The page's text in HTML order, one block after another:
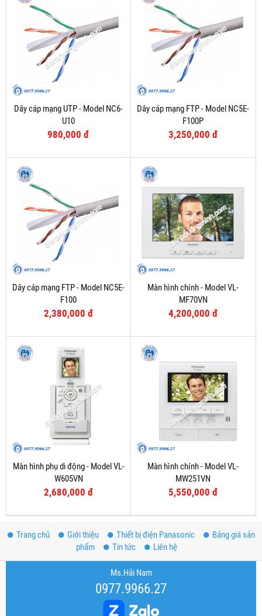
Dây cáp mạng UTP - Model NC6-
U10
980,000 đ
Dây cáp mạng FTP - Model NC5E-
F100P
3,250,000 đ
Dây cáp mạng FTP - Model NC5E-
F100
2,380,000 đ
Màn hình chính - Model VL-
MF70VN
4,200,000 đ
Màn hình phụ di động - Model VL-
W605VN
2,680,000 đ
Màn hình chính - Model VL-
MW251VN
5,550,000 đ
Trang chủ Giới thiệu Thiết bị điện Panasonic
Bảng giá sản
phẩm
Tin tức Liên hệ
Ms.Hải Nam
0977.9966.27